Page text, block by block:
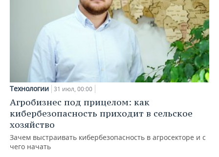
Технологии 31 июл, 00:00
Агробизнес под прицелом: как
кибербезопасность приходит в сельское
хозяйство
Зачем выстраивать кибербезопасность в агросекторе и с
чего начать